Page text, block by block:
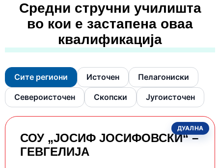
Средни стручни училишта
во кои е застапена оваа
квалификација
Сите региони Источен Пелагониски
Североисточен Скопски Југоисточен
ДУАЛНА
СОУ „ЈОСИФ ЈОСИФОВСКИ“ –
ГЕВГЕЛИЈА